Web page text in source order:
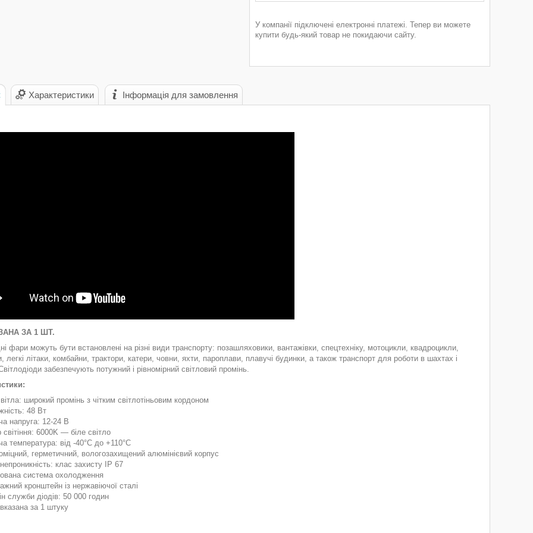
У компанії підключені електронні платежі. Тепер ви можете
купити будь-який товар не покидаючи сайту.
Характеристики Інформація для замовлення
ЗА 1 ШТ.
фари можуть бути встановлені на різні види транспорту: позашляховики, вантажівки, спецтехніку, мотоцикли, квадроцикли,
легкі літаки, комбайни, трактори, катери, човни, яхти, пароплави, плавучі будинки, а також транспорт для роботи в шахтах і
забезпечують потужний і рівномірний світловий промінь.
широкий промінь з чітким світлотіньовим кордоном
48 Вт
напруга: 12-24 В
світіння: 6000K — біле світло
температура: від -40°С до +110°С
герметичний, вологозахищений алюмінієвий корпус
клас захисту IP 67
система охолодження
кронштейн із нержавіючої сталі
служби діодів: 50 000 годин
за 1 штуку